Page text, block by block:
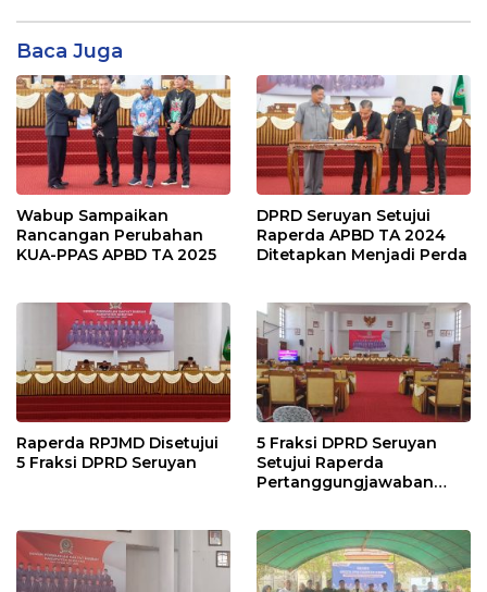
Baca Juga
Wabup Sampaikan
Rancangan Perubahan
KUA-PPAS APBD TA 2025
DPRD Seruyan Setujui
Raperda APBD TA 2024
Ditetapkan Menjadi Perda
Raperda RPJMD Disetujui
5 Fraksi DPRD Seruyan
5 Fraksi DPRD Seruyan
Setujui Raperda
Pertanggungjawaban